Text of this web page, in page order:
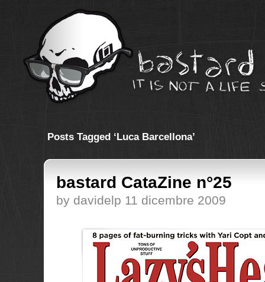
Posts Tagged ‘Luca Barcellona’
bastard CataZine n°25
by davidelp 11 dicembre 2009